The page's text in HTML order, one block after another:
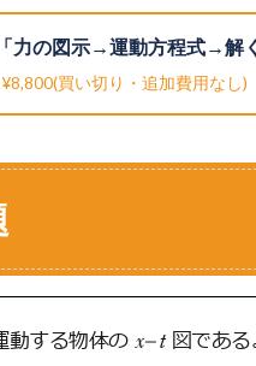
「力の図示→運動方程式→解
¥8,800(買い切り・追加費用なし)